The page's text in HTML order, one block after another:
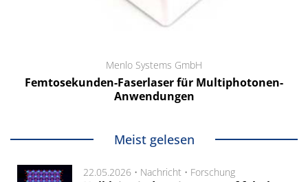
Menlo Systems GmbH
Femtosekunden-Faserlaser für Multiphotonen-
Anwendungen
Meist gelesen
22.05.2026 • Nachricht • Forschung